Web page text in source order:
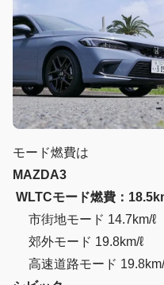
モード燃費は
MAZDA3
WLTCモード燃費：
市街地モード 14.7km/ℓ
郊外モード 19.8km/ℓ
高速道路モード 19.8km/